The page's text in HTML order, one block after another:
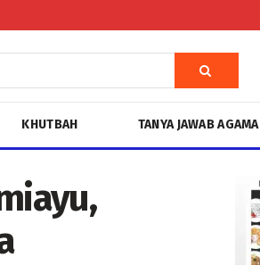
KHUTBAH TANYA JAWAB AGAMA